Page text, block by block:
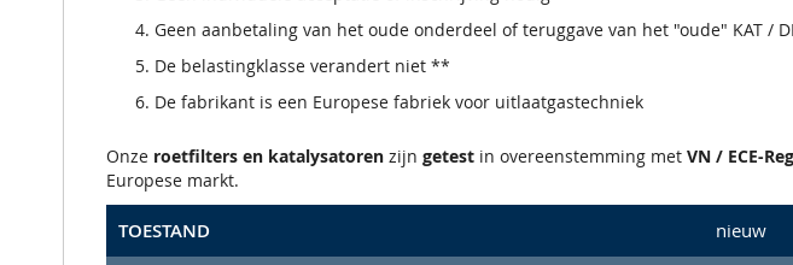
Geen aanbetaling van het oude onderdeel of teruggave van het "oude" KAT /
De belastingklasse verandert niet **
De fabrikant is een Europese fabriek voor uitlaatgastechniek
Onze roetfilters en katalysatoren zijn getest in overeenstemming met VN / ECE-
Europese markt.
TOESTAND nieuw